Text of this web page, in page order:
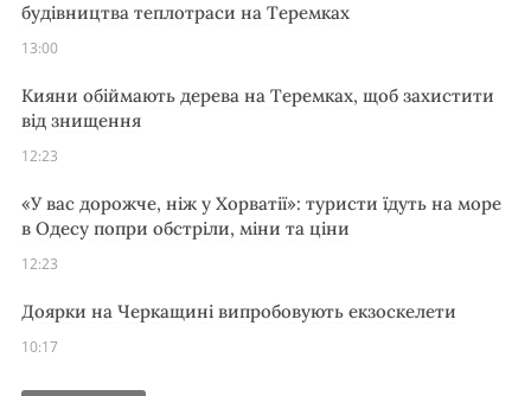
будівництва теплотраси на Теремках
13:00
Кияни обіймають дерева на Теремках, щоб захистити
від знищення
12:23
«У вас дорожче, ніж у Хорватії»: туристи їдуть на море
в Одесу попри обстріли, міни та ціни
12:23
Доярки на Черкащині випробовують екзоскелети
10:17